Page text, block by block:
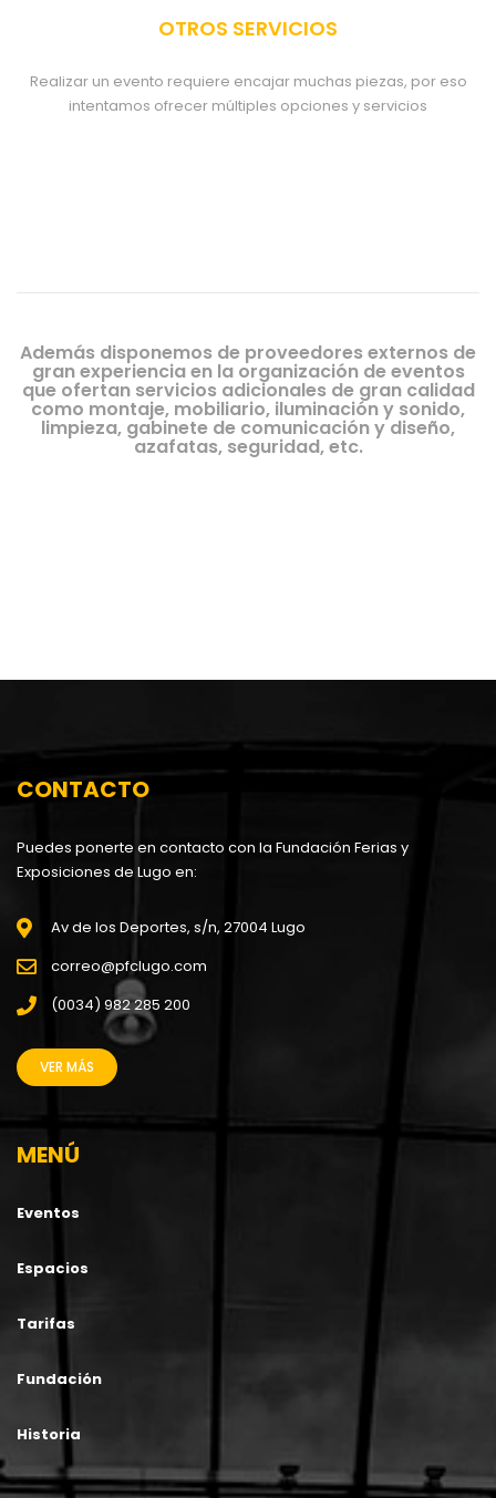
OTROS SERVICIOS
Realizar un evento requiere encajar muchas piezas, por eso
intentamos ofrecer múltiples opciones y servicios
Además disponemos de proveedores externos de
gran experiencia en la organización de eventos
que ofertan servicios adicionales de gran calidad
como montaje, mobiliario, iluminación y sonido,
limpieza, gabinete de comunicación y diseño,
azafatas, seguridad, etc.
CONTACTO
Puedes ponerte en contacto con la Fundación Ferias y
Exposiciones de Lugo en:
Av de los Deportes, s/n, 27004 Lugo
correo@pfclugo.com
(0034) 982 285 200
VER MÁS
MENÚ
Eventos
Espacios
Tarifas
Fundación
Historia